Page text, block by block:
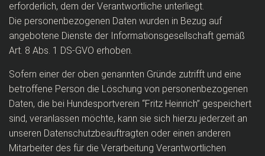
erforderlich, dem der Verantwortliche unterliegt.
Die personenbezogenen Daten wurden in Bezug auf
angebotene Dienste der Informationsgesellschaft gemäß
Art. 8 Abs. 1 DS-GVO erhoben.
Sofern einer der oben genannten Gründe zutrifft und eine
betroffene Person die Löschung von personenbezogenen
Daten, die bei Hundesportverein “Fritz Heinrich” gespeichert
sind, veranlassen möchte, kann sie sich hierzu jederzeit an
unseren Datenschutzbeauftragten oder einen anderen
Mitarbeiter des für die Verarbeitung Verantwortlichen